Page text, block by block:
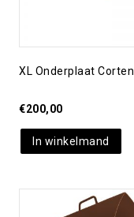
XL Onderplaat Corten
€200,00
In winkelmand